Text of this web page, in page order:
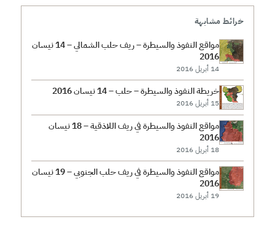
خرائط مشابهة
مواقع النفوذ والسيطرة – ريف حلب الشمالي – 14 نيسان
2016
14 أبريل 2016
خريطة النفوذ والسيطرة – حلب – 14 نيسان 2016
15 أبريل 2016
مواقع النفوذ والسيطرة في ريف اللاذقية – 18 نيسان
2016
18 أبريل 2016
مواقع النفوذ والسيطرة في ريف حلب الجنوبي – 19 نيسان
2016
19 أبريل 2016